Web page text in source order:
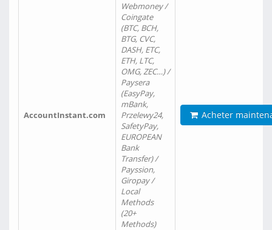
AccountInstant.com
Webmoney /
Coingate
(BTC, BCH,
BTG, CVC,
DASH, ETC,
ETH, LTC,
OMG, ZEC…) /
Paysera
(EasyPay,
mBank,
Przelewy24,
SafetyPay,
EUROPEAN
Bank
Transfer) /
Payssion,
Giropay /
Local
Methods
(20+
Methods)
Acheter